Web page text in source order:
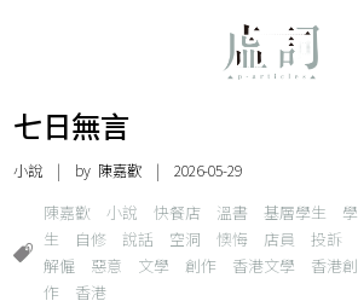
七日無言
小說 | by 陳嘉歡 | 2026-05-29
陳嘉歡 小說 快餐店 溫書 基層學生
學
生
自修 說話 空洞 懊悔 店員
投訴
解僱
惡意 文學 創作 香港文學
香港創
作
香港